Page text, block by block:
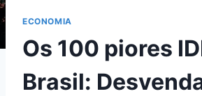
ECONOMIA
Os 100 piores
Brasil: